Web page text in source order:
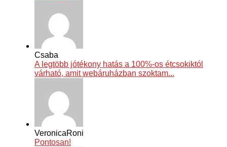
Csaba
A legtöbb jótékony hatás a 100%-os étcsokiktól
várható, amit webáruházban szoktam...
VeronicaRoni
Pontosan!